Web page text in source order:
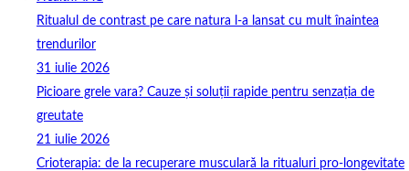
Ritualul de contrast pe care natura l-a lansat cu mult înaintea
trendurilor
31 iulie 2026
Picioare grele vara? Cauze și soluții rapide pentru senzația de
greutate
21 iulie 2026
Crioterapia: de la recuperare musculară la ritualuri pro‑longevitate